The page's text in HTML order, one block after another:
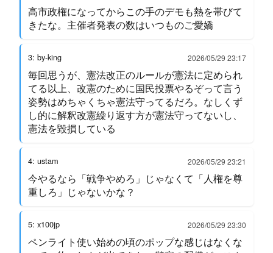
高市政権になってからこの手のデモも熱を帯びて
きたな。主催者発表の数はいつものご愛嬌
3: by-king 2026/05/29 23:17
毎回思うが、憲法改正のルールが憲法に定められ
てる以上、改憲のために国民投票やるぞって言う
姿勢はめちゃくちゃ憲法守ってるだろ。なしくず
し的に解釈改憲繰り返す方が憲法守ってないし、
憲法を毀損している
4: ustam 2026/05/29 23:21
今やるなら「戦争やめろ」じゃなくて「人権を尊
重しろ」じゃないかな？
5: x100jp 2026/05/29 23:30
ペンライト使い始めの頃のポップな感じはなくな